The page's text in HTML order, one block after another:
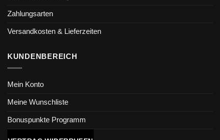
Zahlungsarten
Versandkosten & Lieferzeiten
KUNDENBEREICH
Mein Konto
Meine Wunschliste
Bonuspunkte Programm